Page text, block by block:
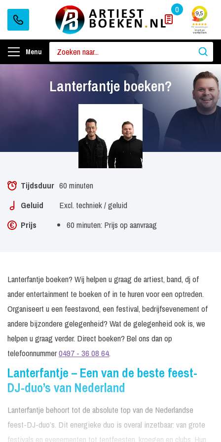
0
Menu
Lanterfantje boeken?
Tijdsduur 60 minuten
Geluid
Excl. techniek / geluid
Prijs
60 minuten: Prijs op aanvraag
Lanterfantje boeken? Wij helpen u graag de artiest, band, dj of
ander entertainment te boeken of in te huren voor een optreden.
Organiseert u een feestavond, een festival, bedrijfsevenement of
andere bijzondere gelegenheid? Wat de gelegenheid ook is, we
helpen u graag verder. Direct boeken? Bel ons dan op
telefoonnummer0497 - 36 08 64.
Lanterfantje – Een van de beste feest-
DJ-duo’s van Nederland
Lanterfantje behoort tot de absolute top van de Nederlandse
feest-DJ-duo’s. Dit energieke duo is overal inzetbaar: van grote
festivals en evenementen tot tentfeesten, kroegen en clubs. Hun